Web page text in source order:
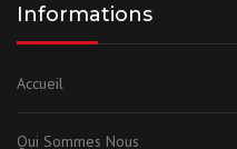
Informations
Accueil
Qui Sommes Nous